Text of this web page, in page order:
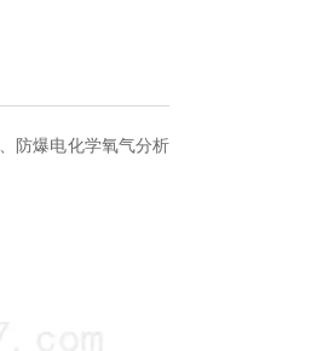
防爆电化学氧气分析